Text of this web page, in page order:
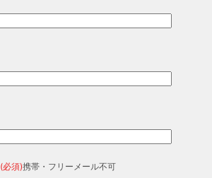
(必須)携帯・フリーメール不可